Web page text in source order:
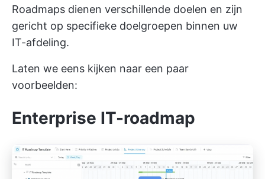
Roadmaps dienen verschillende doelen en zijn
gericht op specifieke doelgroepen binnen uw
IT-afdeling.
Laten we eens kijken naar een paar
voorbeelden:
Enterprise IT-roadmap